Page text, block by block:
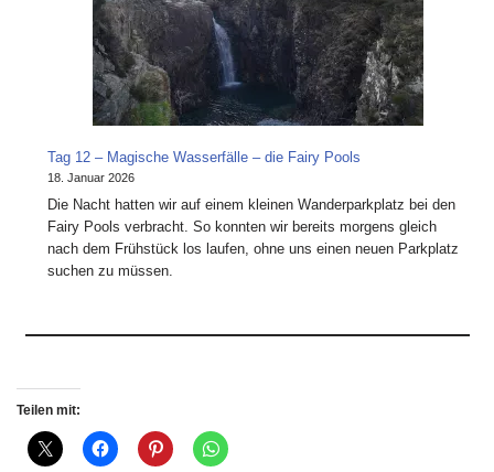
Tag 12 – Magische Wasserfälle – die Fairy Pools
18. Januar 2026
Die Nacht hatten wir auf einem kleinen Wanderparkplatz bei den
Fairy Pools verbracht. So konnten wir bereits morgens gleich
nach dem Frühstück los laufen, ohne uns einen neuen Parkplatz
suchen zu müssen.
Teilen mit: